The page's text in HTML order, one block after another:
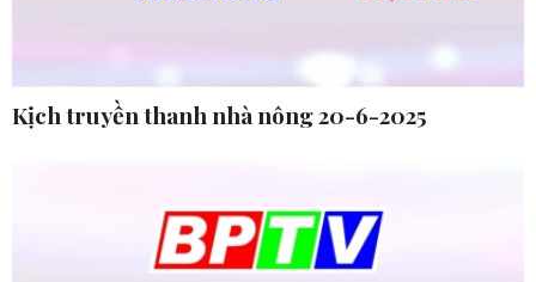
Kịch truyền thanh nhà nông 20-6-2025